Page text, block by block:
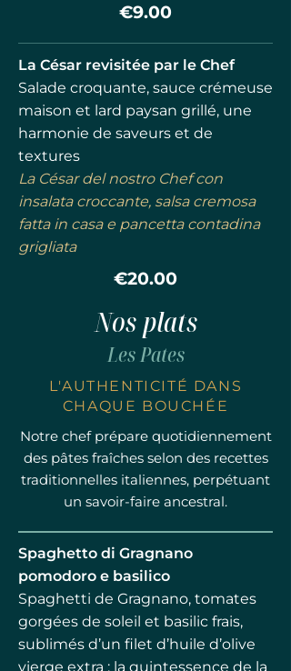
€9.00
La César revisitée par le Chef
Salade croquante, sauce crémeuse
maison et lard paysan grillé, une
harmonie de saveurs et de
textures
La César del nostro Chef con
insalata croccante, salsa cremosa
fatta in casa e pancetta contadina
grigliata
€20.00
Nos plats
Les Pates
L'AUTHENTICITÉ DANS
CHAQUE BOUCHÉE
Notre chef prépare quotidiennement
des pâtes fraîches selon des recettes
traditionnelles italiennes, perpétuant
un savoir-faire ancestral.
Spaghetto di Gragnano
pomodoro e basilico
Spaghetti de Gragnano, tomates
gorgées de soleil et basilic frais,
sublimés d’un filet d’huile d’olive
vierge extra : la quintessence de la